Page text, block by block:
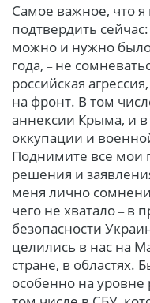
Самое важное, что я
подтвердить
можно и нужно
года, – не
российская
на фронт. В том
аннексии Крыма, и
оккупации и
Поднимите все мои
решения и
меня лично
чего не хватало – в
безопасности
целились в нас на
стране, в областях.
особенно на